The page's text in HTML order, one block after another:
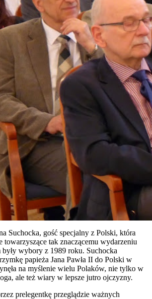
Suchocka, gość specjalny z Polski, która
towarzyszące tak znaczącemu wydarzeniu
wybory z 1989 roku. Suchocka
papieża Jana Pawła II do Polski w
na myślenie wielu Polaków, nie tylko w
ale też wiary w lepsze jutro ojczyzny.
prelegentkę przeglądzie ważnych